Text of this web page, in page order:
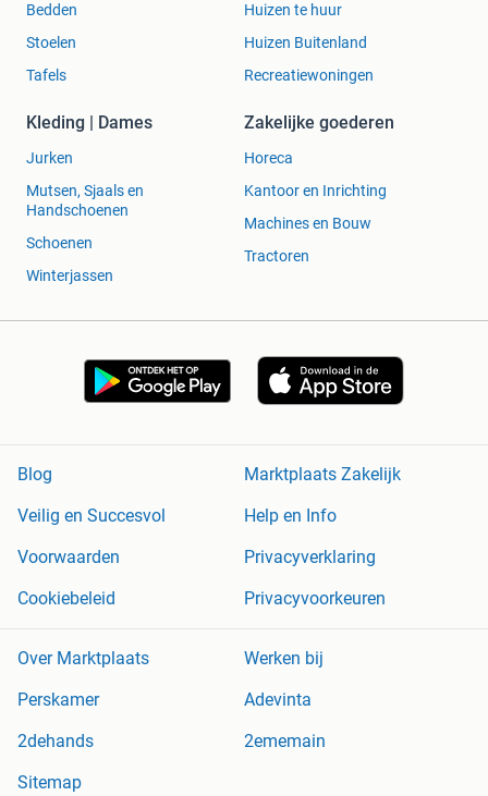
Bedden
Stoelen
Tafels
Huizen te huur
Huizen Buitenland
Recreatiewoningen
Kleding | Dames
Jurken
Mutsen, Sjaals en
Handschoenen
Schoenen
Winterjassen
Zakelijke goederen
Horeca
Kantoor en Inrichting
Machines en Bouw
Tractoren
Blog
Marktplaats Zakelijk
Veilig en Succesvol
Help en Info
Voorwaarden
Privacyverklaring
Cookiebeleid
Privacyvoorkeuren
Over Marktplaats
Werken bij
Perskamer
Adevinta
2dehands
2ememain
Sitemap